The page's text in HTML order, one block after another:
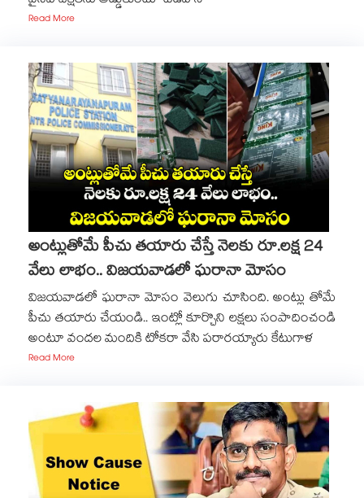
Read More
అంట్లుతోమే పీచు తయారు చేస్తే నెలకు రూ.లక్ష 24
వేలు లాభం.. విజయవాడలో ఘరానా మోసం
విజయవాడలో ఘరానా మోసం వెలుగు చూసింది. అంట్లు తోమే
పీచు తయారు చేయండి.. ఇంట్లో కూర్చొని లక్షలు సంపాదించండి
అంటూ వందల మందికి టోకరా వేసి పరారయ్యారు కేటుగాళ
Read More